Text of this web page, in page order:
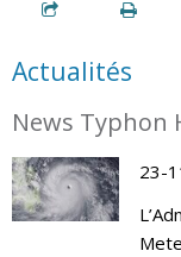
Actualités
News Typhon
23-